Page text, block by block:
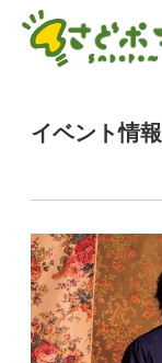
イベント情報